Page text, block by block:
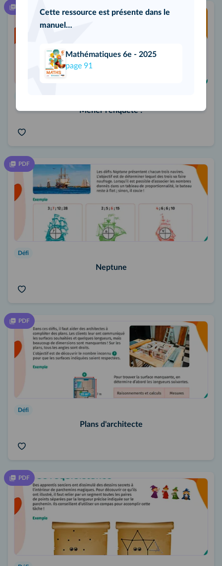
Mener l'enquête !
PDF
Défi
Neptune
PDF
Défi
Plans d'architecte
PDF
Cette ressource est présente dans le
manuel…
Mathématiques 6e - 2025
page 91